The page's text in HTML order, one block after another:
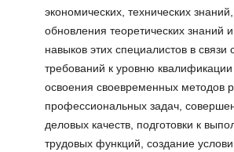
экономических, технических
обновления теоретических знаний
навыков этих специалистов в связи
требований к уровню
освоения своевременных методов
профессиональных задач,
деловых качеств, подготовки к
трудовых функций, создание